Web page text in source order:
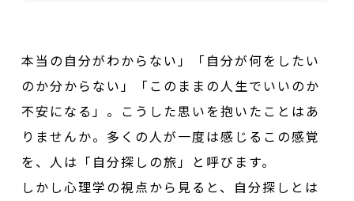
本当の自分がわからない」「自分が何をしたい
のか分からない」「このままの人生でいいのか
不安になる」。こうした思いを抱いたことはあ
りませんか。多くの人が一度は感じるこの感覚
を、人は「自分探しの旅」と呼びます。
しかし心理学の視点から見ると、自分探しとは